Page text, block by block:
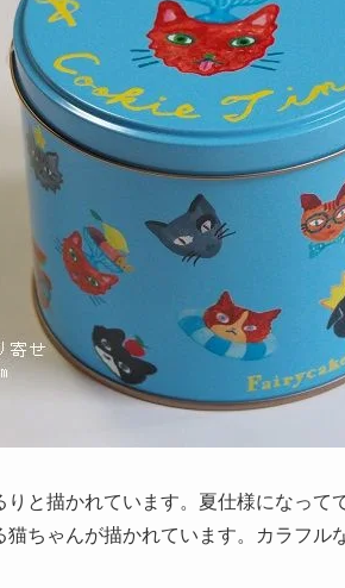
と描かれています。夏仕様になって
ちゃんが描かれています。カラフル